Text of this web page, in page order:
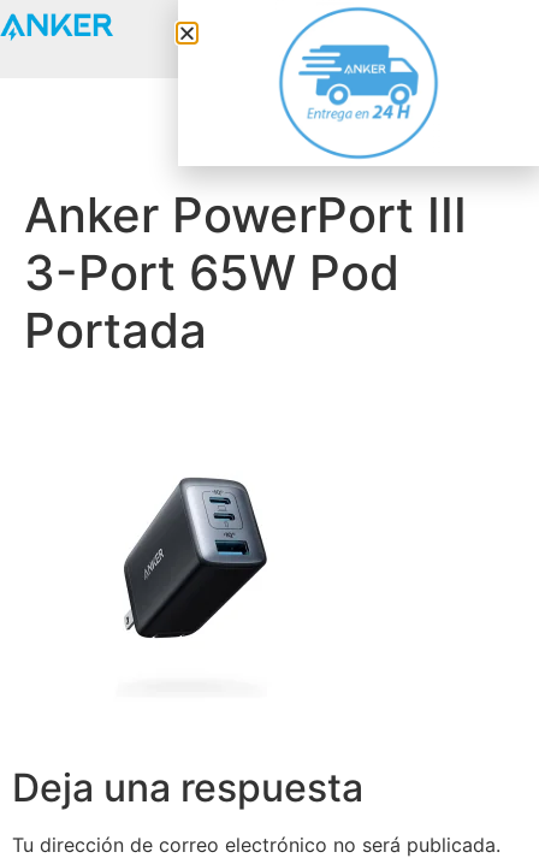
Anker PowerPort III
3-Port 65W Pod
Portada
Deja una respuesta
Tu dirección de correo electrónico no será publicada.